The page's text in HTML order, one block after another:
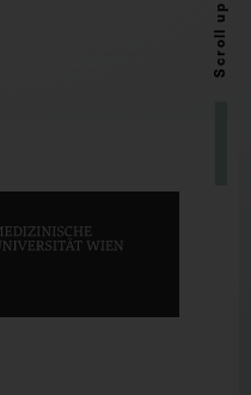
Scroll up